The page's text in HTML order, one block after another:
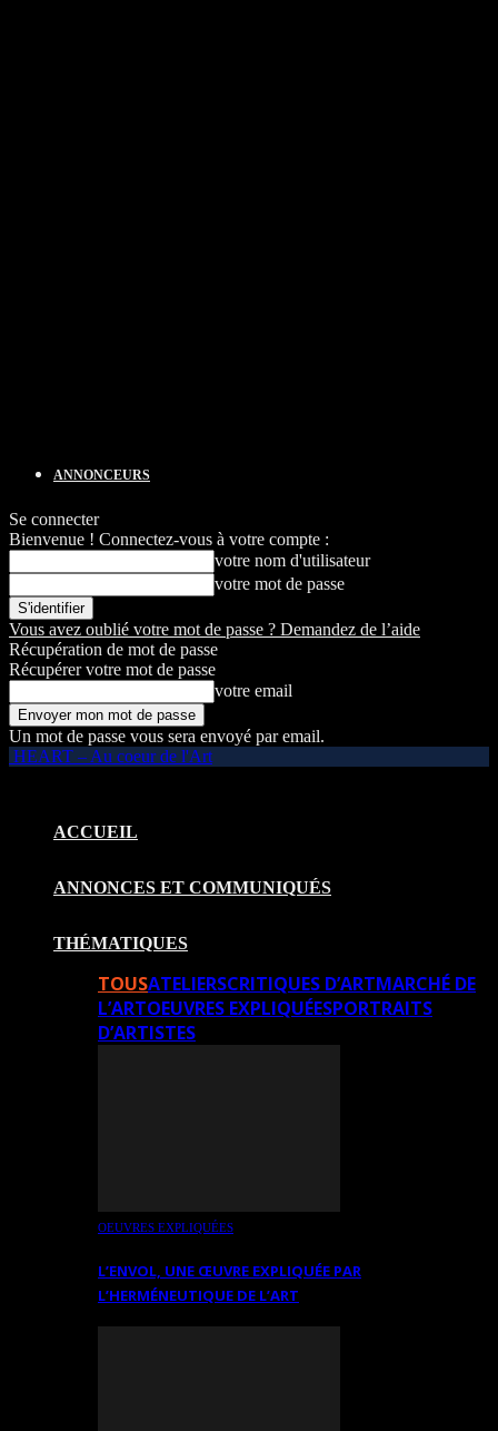
ANNONCEURS
Se connecter
Bienvenue ! Connectez-vous à votre compte :
votre nom d'utilisateur
votre mot de passe
Vous avez oublié votre mot de passe ? Demandez de l’aide
Récupération de mot de passe
Récupérer votre mot de passe
votre email
Un mot de passe vous sera envoyé par email.
HEART – Au coeur de l'Art
ACCUEIL
ANNONCES ET COMMUNIQUÉS
THÉMATIQUES
TOUSATELIERSCRITIQUES D’ARTMARCHÉ DE
L’ARTOEUVRES EXPLIQUÉESPORTRAITS
D’ARTISTES
OEUVRES EXPLIQUÉES
L’ENVOL, UNE ŒUVRE EXPLIQUÉE PAR
L’HERMÉNEUTIQUE DE L’ART